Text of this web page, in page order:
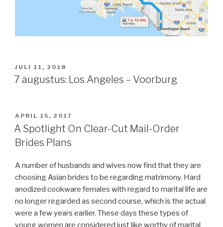
GEPLAATST
OP
JULI 11, 2018
7 augustus: Los Angeles – Voorburg
GEPLAATST
OP
APRIL 15, 2017
A Spotlight On Clear-Cut Mail-Order
Brides Plans
A number of husbands and wives now find that they are
choosing Asian brides to be regarding matrimony. Hard
anodized cookware females with regard to marital life are
no longer regarded as second course, which is the actual
were a few years earlier. These days these types of
young women are considered just like worthy of marital